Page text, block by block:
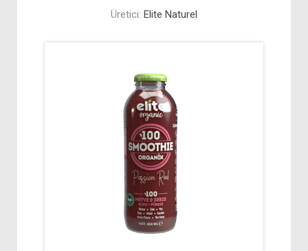
Üretici: Elite Naturel